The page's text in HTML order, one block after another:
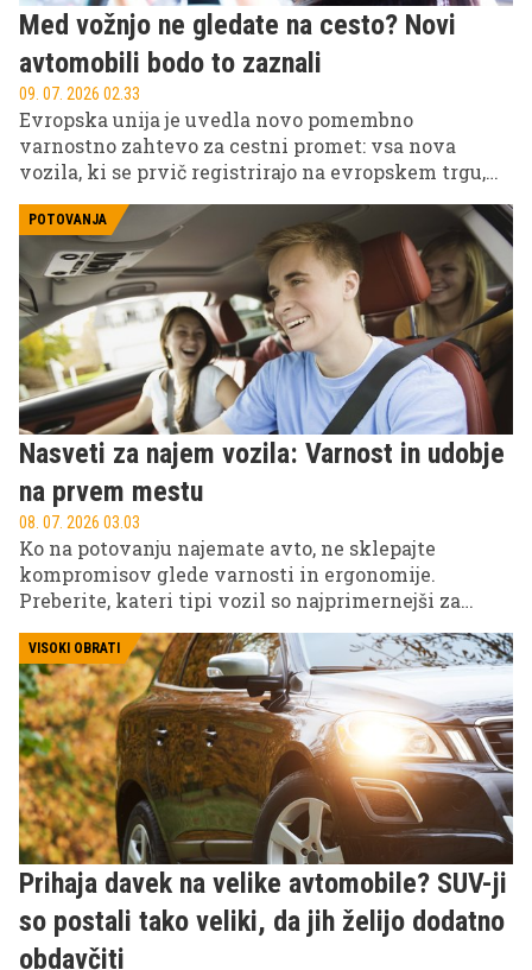
Med vožnjo ne gledate na cesto? Novi
avtomobili bodo to zaznali
09. 07. 2026 02.33
Evropska unija je uvedla novo pomembno
varnostno zahtevo za cestni promet: vsa nova
vozila, ki se prvič registrirajo na evropskem trgu,
morajo biti opremljena z naprednimi sistemi za
opozarjanje na voznikovo nepozornost oziroma
ADDW (Advanced Driver Distraction Warning).
POTOVANJA
Nasveti za najem vozila: Varnost in udobje
na prvem mestu
08. 07. 2026 03.03
Ko na potovanju najemate avto, ne sklepajte
kompromisov glede varnosti in ergonomije.
Preberite, kateri tipi vozil so najprimernejši za
različne situacije, od mestne vožnje do dolgih
avtocestnih relacij, ter na kaj morate biti pozorni
pred prevzemom.
VISOKI OBRATI
Prihaja davek na velike avtomobile? SUV-ji
so postali tako veliki, da jih želijo dodatno
obdavčiti